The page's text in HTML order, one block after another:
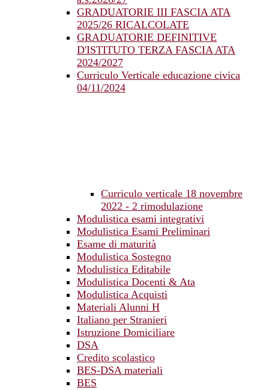
GRADUATORIE III FASCIA ATA
2025/26 RICALCOLATE
GRADUATORIE DEFINITIVE
D'ISTITUTO TERZA FASCIA ATA
2024/2027
Curriculo Verticale educazione civica
04/11/2024
Curriculo verticale 18 novembre
2022 - 2 rimodulazione
Modulistica esami integrativi
Modulistica Esami Preliminari
Esame di maturità
Modulistica Sostegno
Modulistica Editabile
Modulistica Docenti & Ata
Modulistica Acquisti
Materiali Alunni H
Italiano per Stranieri
Istruzione Domiciliare
DSA
Credito scolastico
BES-DSA materiali
BES